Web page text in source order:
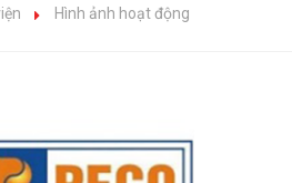
Hình ảnh hoạt động